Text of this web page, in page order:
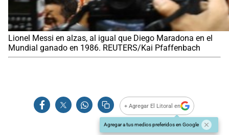
Lionel Messi en alzas, al igual que Diego Maradona en el
Mundial ganado en 1986. REUTERS/Kai Pfaffenbach
+ Agregar El Litoral en
Agregar a tus medios preferidos en Google